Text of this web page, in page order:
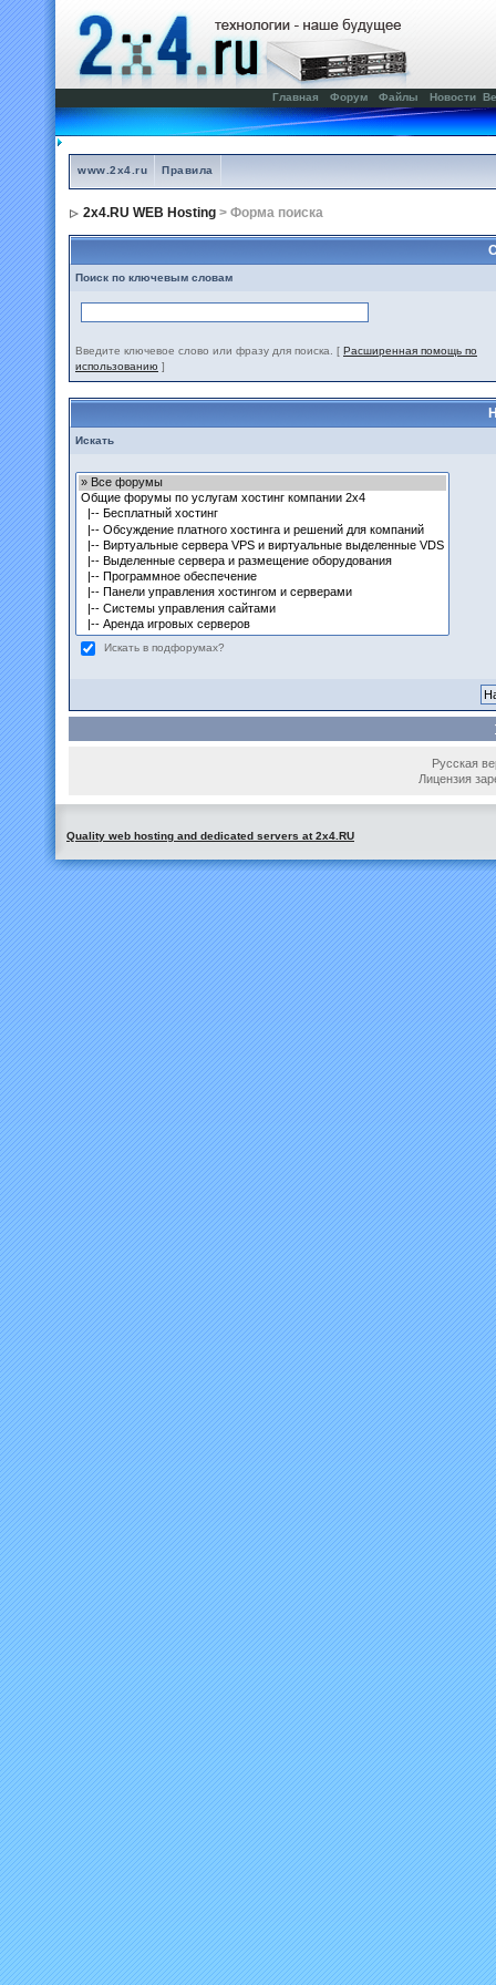
Главная Форум Файлы Новости
www.2x4.ru Правила
2x4.RU WEB Hosting > Форма поиска
Поиск по ключевым словам
Введите ключевое слово или фразу для поиска. [ Расширенная помощь по
использованию ]
Искать
Искать в подфорумах?
Русская
Лицензия
Quality web hosting and dedicated servers at 2x4.RU